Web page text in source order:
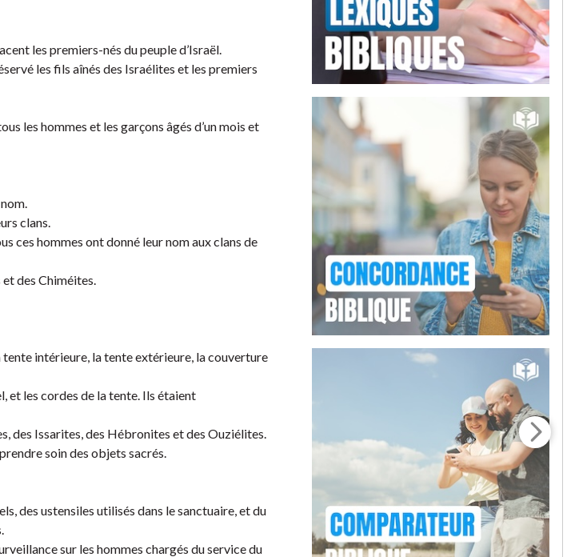
les premiers-nés du peuple d’Israël.
les fils aînés des Israélites et les premiers
les hommes et les garçons âgés d’un mois et
clans.
ces hommes ont donné leur nom aux clans de
des Chiméites.
tente intérieure, la tente extérieure, la couverture
et les cordes de la tente. Ils étaient
des Issarites, des Hébronites et des Ouziélites.
soin des objets sacrés.
des ustensiles utilisés dans le sanctuaire, et du
sur les hommes chargés du service du